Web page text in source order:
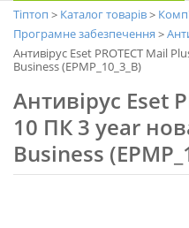
Тіптоп Каталог товарів
Програмне забезпечення
Антивірус Eset PROTECT Mail
Business (EPMP_10_3_B)
Антивірус Eset
10 ПК 3 year
Business